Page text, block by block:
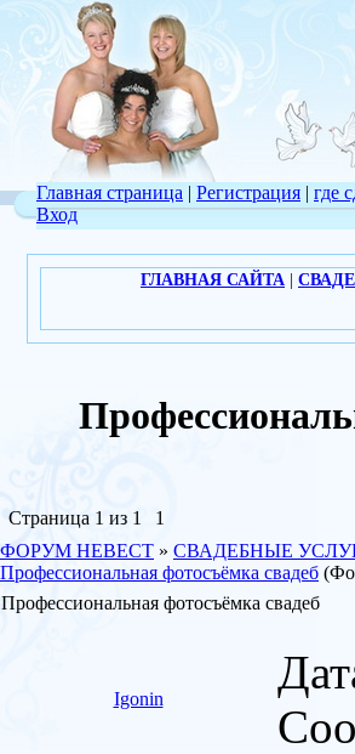
Главная страница | Регистрация |
Вход
где
ГЛАВНАЯ САЙТА
Страница 1 из 1
1
ФОРУМ НЕВЕСТ » СВАДЕБНЫЕ
Профессиональная фотосъёмка свадеб
Профессиональная фотосъёмка свадеб
Igonin